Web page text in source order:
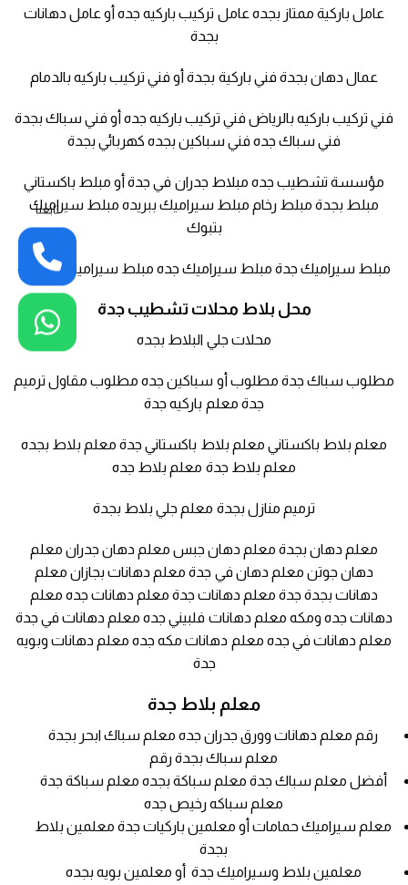
عامل باركية ممتاز بجده عامل تركيب باركيه جده أو عامل دهانات
بجدة
عمال دهان بجدة فني باركية بجدة أو فني تركيب باركيه بالدمام
فني تركيب باركيه بالرياض فني تركيب باركيه جده أو فني سباك بجدة
فني سباك جده فني سباكين بجده كهربائي بجدة
مؤسسة تشطيب جده مبلاط جدران في جدة أو مبلط باكستاني
مبلط بجدة مبلط رخام مبلط سيراميك ببريده مبلط سيراميك
بتبوك
مبلط سيراميك جدة مبلط سيراميك جده مبلط سيراميك في جدة
محل بلاط محلات تشطيب جدة
محلات جلي البلاط بجده
مطلوب سباك جدة مطلوب أو سباكين جده مطلوب مقاول ترميم
جدة معلم باركيه جدة
معلم بلاط باكستاني معلم بلاط باكستاني جدة معلم بلاط بجده
معلم بلاط جدة معلم بلاط جده
ترميم منازل بجدة معلم جلي بلاط بجدة
معلم دهان بجدة معلم دهان جبس معلم دهان جدران معلم
دهان جوتن معلم دهان في جدة معلم دهانات بجازان معلم
دهانات بجدة جدة معلم دهانات جدة معلم دهانات جده معلم
دهانات جده ومكه معلم دهانات فلبيني جده معلم دهانات في جدة
معلم دهانات في جده معلم دهانات مكه جده معلم دهانات وبويه
جدة
معلم بلاط جدة
رقم معلم دهانات وورق جدران جده معلم سباك ابحر بجدة
معلم سباك بجدة رقم
أفضل معلم سباك جدة معلم سباكة بجده معلم سباكة جدة
معلم سباكه رخيص جده
معلم سيراميك حمامات أو معلمين باركيات جدة معلمين بلاط
بجدة
معلمين بلاط وسيراميك جدة أو معلمين بويه بجده
تابعنا